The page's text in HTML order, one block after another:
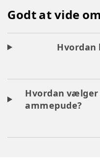
Godt at vide
Hvordan
Hvordan
ammepude?